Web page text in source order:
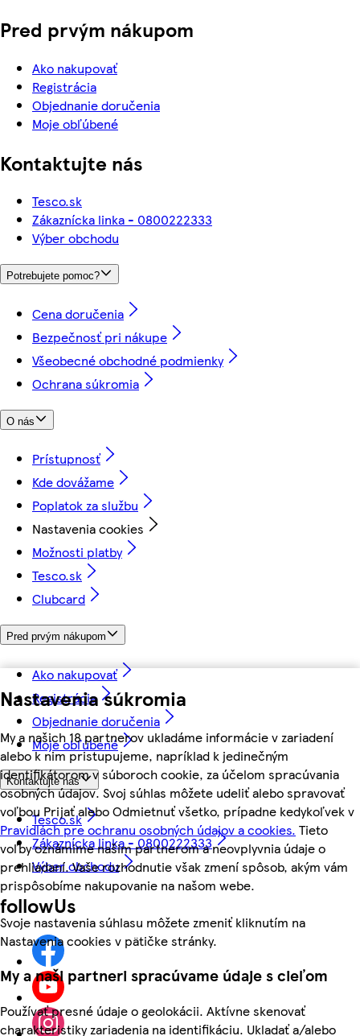
Nastavenia súkromia
My a našich 18 partnerov ukladáme informácie v zariadení
alebo k nim pristupujeme, napríklad k jedinečným
identifikátorom v súboroch cookie, za účelom spracúvania
osobných údajov. Svoj súhlas môžete udeliť alebo spravovať
voľbou Prijať alebo Odmietnuť všetko, prípadne kedykoľvek v
Pravidlách pre ochranu osobných údajov a cookies. Tieto
voľby oznámime našim partnerom a neovplyvnia údaje o
prehliadaní. Vaše rozhodnutie však zmení spôsob, akým vám
prispôsobíme nakupovanie na našom webe.
Svoje nastavenia súhlasu môžete zmeniť kliknutím na
Nastavenia cookies v pätičke stránky.
My a naši partneri spracúvame údaje s cieľom
Používať presné údaje o geolokácii. Aktívne skenovať
charakteristiky zariadenia na identifikáciu. Ukladať a/alebo
Pred prvým nákupom
Ako nakupovať
Registrácia
Objednanie doručenia
Moje obľúbené
Kontaktujte nás
Tesco.sk
Zákaznícka linka - 0800222333
Výber obchodu
Potrebujete pomoc?
Cena doručenia
Bezpečnosť pri nákupe
Všeobecné obchodné podmienky
Ochrana súkromia
O nás
Prístupnosť
Kde dovážame
Poplatok za službu
Nastavenia cookies
Možnosti platby
Tesco.sk
Clubcard
Pred prvým nákupom
Ako nakupovať
Registrácia
Objednanie doručenia
Moje obľúbené
Kontaktujte nás
Tesco.sk
Zákaznícka linka - 0800222333
Výber obchodu
followUs